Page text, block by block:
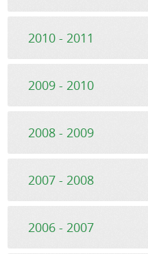
2010 - 2011
2009 - 2010
2008 - 2009
2007 - 2008
2006 - 2007